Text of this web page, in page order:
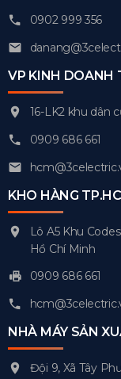
0902 999 356
VP KINH DOANH
16-LK2 khu dân
0909 686 661
KHO HÀNG
Lô A5 Khu
Hồ Chí Minh
0909 686 661
NHÀ MÁY SẢN
Đội 9, Xã Tây